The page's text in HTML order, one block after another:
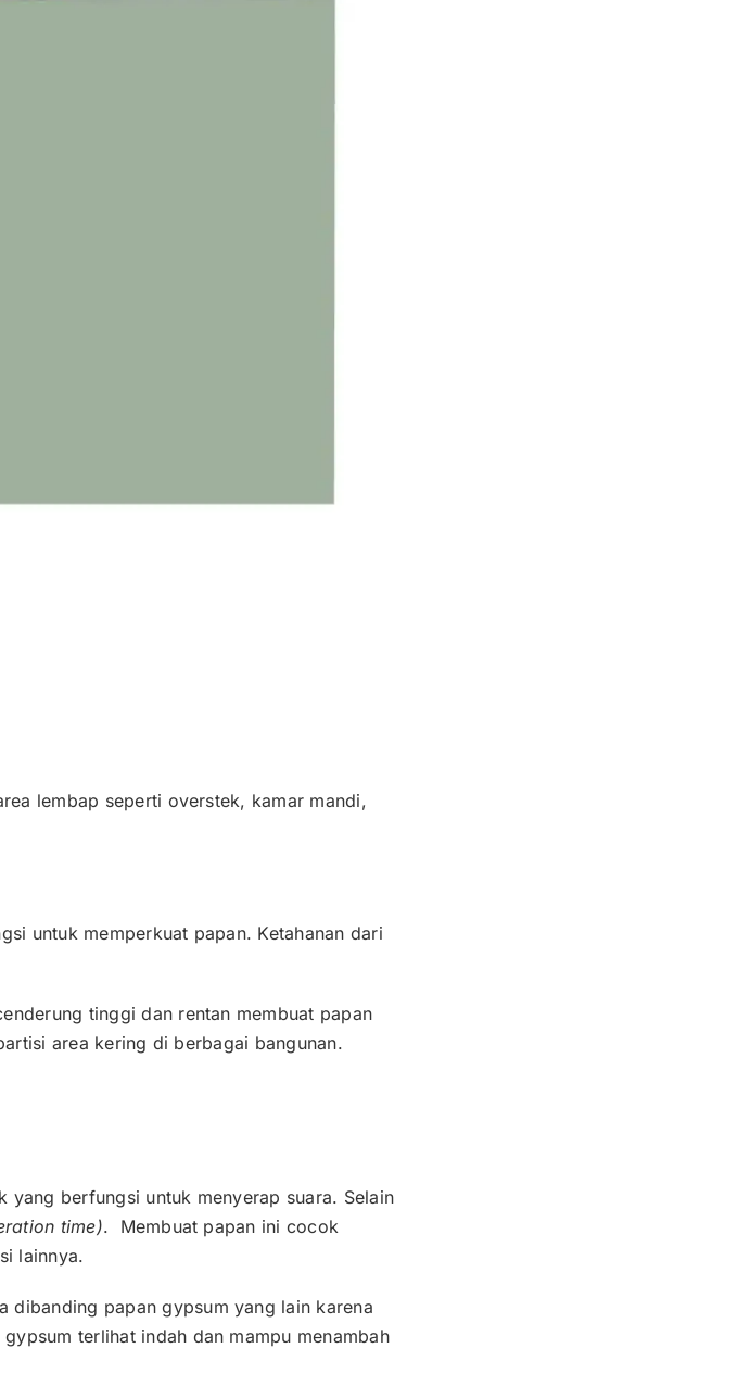
lembap seperti overstek, kamar mandi,
untuk memperkuat papan. Ketahanan dari
tinggi dan rentan membuat papan
area kering di berbagai bangunan.
berfungsi untuk menyerap suara. Selain
time). Membuat papan ini cocok
lainnya.
dibanding papan gypsum yang lain karena
terlihat indah dan mampu menambah